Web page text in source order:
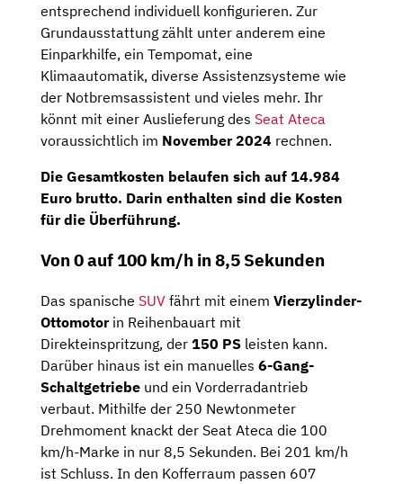
entsprechend individuell konfigurieren. Zur
Grundausstattung zählt unter anderem eine
Einparkhilfe, ein Tempomat, eine
Klimaautomatik, diverse Assistenzsysteme wie
der Notbremsassistent und vieles mehr. Ihr
könnt mit einer Auslieferung des Seat Ateca
voraussichtlich im November 2024 rechnen.
Die Gesamtkosten belaufen sich auf 14.984
Euro brutto. Darin enthalten sind die Kosten
für die Überführung.
Von 0 auf 100 km/h in 8,5 Sekunden
Das spanische SUV fährt mit einem Vierzylinder-
Ottomotorin Reihenbauart mit
Direkteinspritzung, der 150 PS leisten kann.
Darüber hinaus ist ein manuelles 6-Gang-
Schaltgetriebe und ein Vorderradantrieb
verbaut. Mithilfe der 250 Newtonmeter
Drehmoment knackt der Seat Ateca die 100
km/h-Marke in nur 8,5 Sekunden. Bei 201 km/h
ist Schluss. In den Kofferraum passen 607